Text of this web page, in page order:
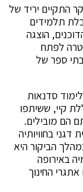
התקיים יריד של
תלמידים
הוצגה
לפתח
ספר של
סדנאות
קיי, ששיתפו
הם מובילים.
בחוויותיה
הביקור היא
באירופה
החינוך